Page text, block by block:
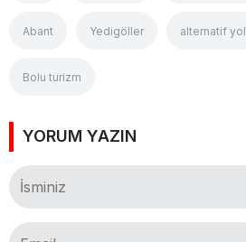
Abant Yedigöller alternatif yol
Bolu turizm
YORUM YAZIN